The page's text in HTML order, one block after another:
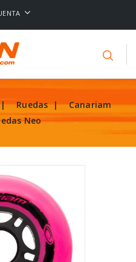
Ruedas
Canariam
Neo